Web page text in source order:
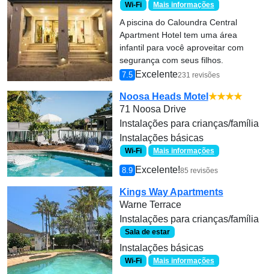
Wi-Fi Mais informações
A piscina do Caloundra Central
Apartment Hotel tem uma área
infantil para você aproveitar com
segurança com seus filhos.
7.5 Excelente231 revisões
Noosa Heads Motel ★★★★
71 Noosa Drive
Instalações para crianças/família
Instalações básicas
Wi-Fi Mais informações
8.9 Excelente!85 revisões
Kings Way Apartments
Warne Terrace
Instalações para crianças/família
Sala de estar
Instalações básicas
Wi-Fi Mais informações